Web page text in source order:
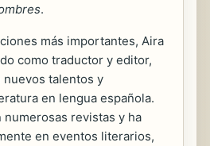
.
más importantes, Aira
como traductor y editor,
talentos y
en lengua española.
numerosas revistas y ha
en eventos literarios,